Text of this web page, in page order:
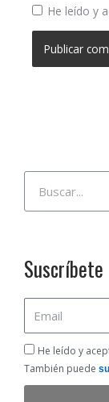
He leído y
Suscríbete
He
leído
y
He leído y
También puede